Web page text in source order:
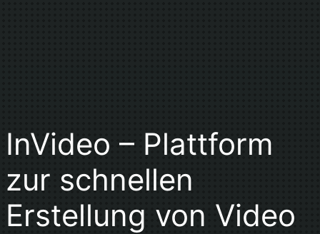
InVideo – Plattform
zur schnellen
Erstellung von Video